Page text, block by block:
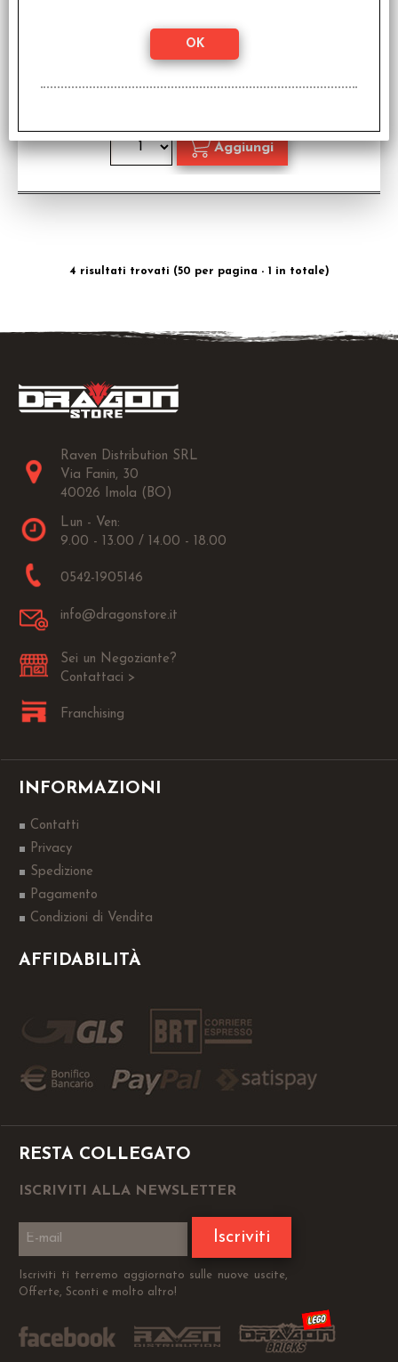
Medal Moments: Confezione da 8 personaggi
Gadget di Yo-Kai Watch
4 risultati trovati (50 per pagina - 1 in totale)
Raven Distribution SRL
Via Fanin, 30
40026 Imola (BO)
Lun - Ven:
9.00 - 13.00 / 14.00 - 18.00
0542-1905146
info@dragonstore.it
Sei un Negoziante?
Contattaci >
Franchising
INFORMAZIONI
Contatti
Privacy
Spedizione
Pagamento
Condizioni di Vendita
AFFIDABILITÀ
RESTA COLLEGATO
ISCRIVITI ALLA NEWSLETTER
Iscriviti
Iscriviti ti terremo aggiornato sulle nuove uscite,
Offerte, Sconti e molto altro!